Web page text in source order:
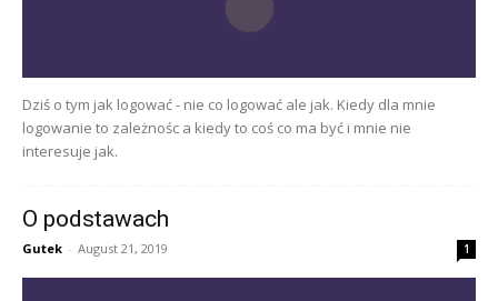
Dziś o tym jak logować - nie co logować ale jak. Kiedy dla mnie
logowanie to zależnośc a kiedy to coś co ma być i mnie nie
interesuje jak.
O podstawach
Gutek - August 21, 2019 1